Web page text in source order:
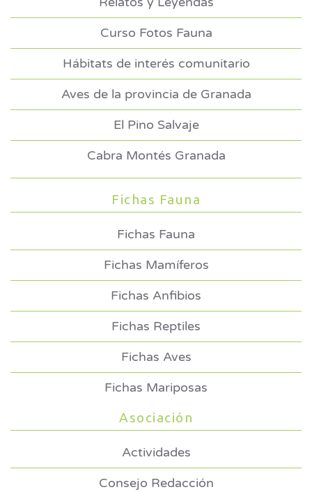
Curso Fotos Fauna
Hábitats de interés comunitario
Aves de la provincia de Granada
El Pino Salvaje
Cabra Montés Granada
Fichas Fauna
Fichas Fauna
Fichas Mamíferos
Fichas Anfibios
Fichas Reptiles
Fichas Aves
Fichas Mariposas
Asociación
Actividades
Consejo Redacción